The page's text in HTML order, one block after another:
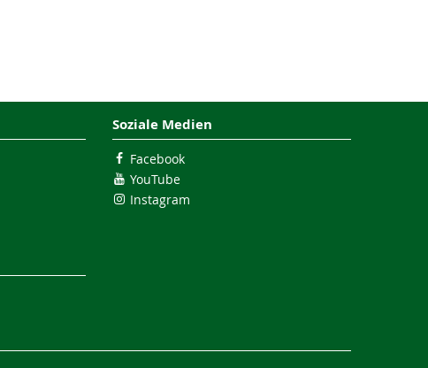
Soziale Medien
Facebook
YouTube
Instagram